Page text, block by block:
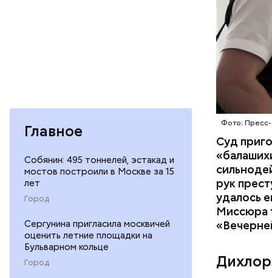
Главное
Собянин: 495 тоннелей, эстакад и
мостов построили в Москве за 15
лет
Город
Сергунина пригласила москвичей
оценить летние площадки на
Бульварном кольце
Город
Фото: Пресс-
Суд
рук
удалось
Миссюра
По